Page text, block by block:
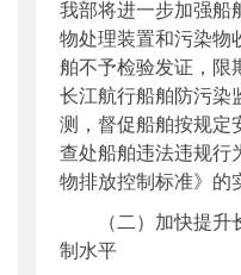
我部将进一步加强船
物处理装置和污染物
舶不予检验发证，限
长江航行船舶防污染
测，督促船舶按规定
查处船舶违法违规行
物排放控制标准》的
（二）加快提
制水平